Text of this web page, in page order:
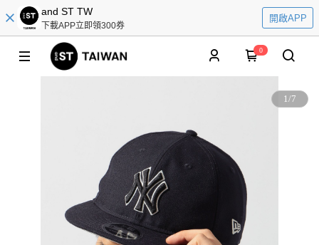
and ST TW
下載APP立即領300券
開啟APP
0
1/7